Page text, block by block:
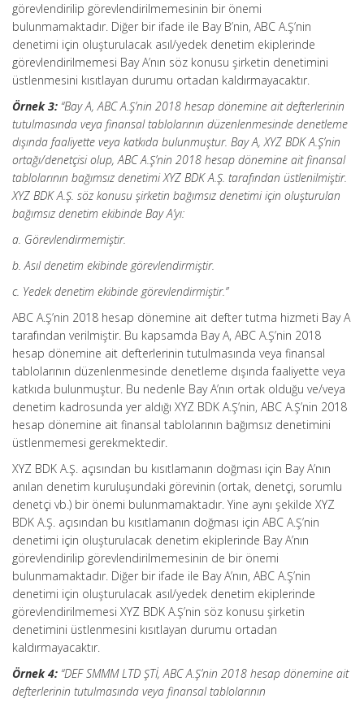
görevlendirilip görevlendirilmemesinin bir önemi
bulunmamaktadır. Diğer bir ifade ile Bay B’nin, ABC A.Ş’nin
denetimi için oluşturulacak asıl/yedek denetim ekiplerinde
görevlendirilmemesi Bay A’nın söz konusu şirketin denetimini
üstlenmesini kısıtlayan durumu ortadan kaldırmayacaktır.
Örnek 3: “Bay A, ABC A.Ş’nin 2018 hesap dönemine ait defterlerinin
tutulmasında veya finansal tablolarının düzenlenmesinde denetleme
dışında faaliyette veya katkıda bulunmuştur. Bay A, XYZ BDK A.Ş’nin
ortağı/denetçisi olup, ABC A.Ş’nin 2018 hesap dönemine ait finansal
tablolarının bağımsız denetimi XYZ BDK A.Ş. tarafından üstlenilmiştir.
XYZ BDK A.Ş. söz konusu şirketin bağımsız denetimi için oluşturulan
bağımsız denetim ekibinde Bay A’yı:
a. Görevlendirmemiştir.
b. Asıl denetim ekibinde görevlendirmiştir.
c. Yedek denetim ekibinde görevlendirmiştir.”
ABC A.Ş’nin 2018 hesap dönemine ait defter tutma hizmeti Bay A
tarafından verilmiştir. Bu kapsamda Bay A, ABC A.Ş’nin 2018
hesap dönemine ait defterlerinin tutulmasında veya finansal
tablolarının düzenlenmesinde denetleme dışında faaliyette veya
katkıda bulunmuştur. Bu nedenle Bay A’nın ortak olduğu ve/veya
denetim kadrosunda yer aldığı XYZ BDK A.Ş’nin, ABC A.Ş’nin 2018
hesap dönemine ait finansal tablolarının bağımsız denetimini
üstlenmemesi gerekmektedir.
XYZ BDK A.Ş. açısından bu kısıtlamanın doğması için Bay A’nın
anılan denetim kuruluşundaki görevinin (ortak, denetçi, sorumlu
denetçi vb.) bir önemi bulunmamaktadır. Yine aynı şekilde XYZ
BDK A.Ş. açısından bu kısıtlamanın doğması için ABC A.Ş’nin
denetimi için oluşturulacak denetim ekiplerinde Bay A’nın
görevlendirilip görevlendirilmemesinin de bir önemi
bulunmamaktadır. Diğer bir ifade ile Bay A’nın, ABC A.Ş’nin
denetimi için oluşturulacak asıl/yedek denetim ekiplerinde
görevlendirilmemesi XYZ BDK A.Ş’nin söz konusu şirketin
denetimini üstlenmesini kısıtlayan durumu ortadan
kaldırmayacaktır.
Örnek 4: “DEF SMMM LTD ŞTİ, ABC A.Ş’nin 2018 hesap dönemine ait
defterlerinin tutulmasında veya finansal tablolarının